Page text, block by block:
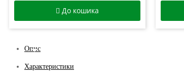
До кошика
Опис
Характеристики